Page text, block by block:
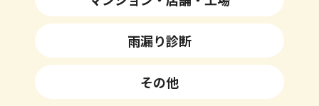
雨漏り診断
その他